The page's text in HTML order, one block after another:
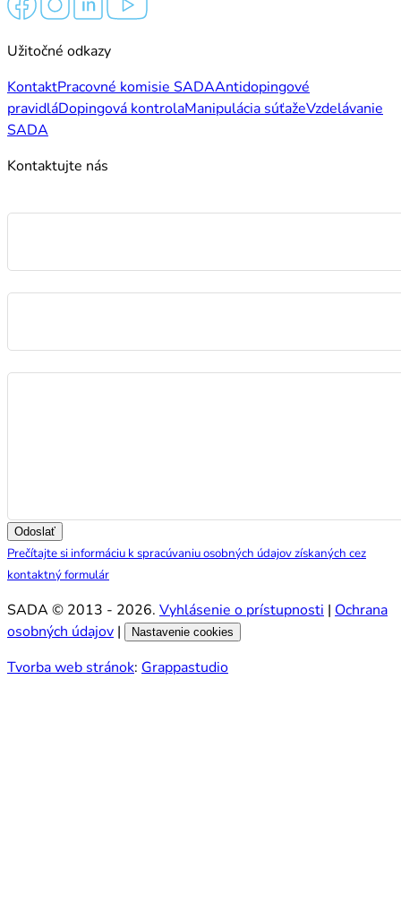
Užitočné odkazy
KontaktPracovné komisie SADAAntidopingové
pravidláDopingová kontrolaManipulácia súťažeVzdelávanie
SADA
Kontaktujte nás
Odoslať
Prečítajte si informáciu k spracúvaniu osobných údajov získaných cez
kontaktný formulár
SADA © 2013 - 2026. Vyhlásenie o prístupnosti | Ochrana
osobných údajov | Nastavenie cookies
Tvorba web stránok: Grappastudio